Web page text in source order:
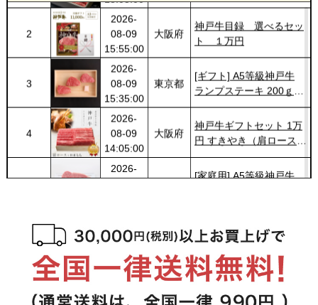
2
2026-
08-09
15:55:00
大阪府
神戸牛目録 選べるセッ
ト １万円
3
2026-
08-09
15:35:00
東京都
[ギフト] A5等級神戸牛
ランプステーキ 200ｇ
4
2026-
08-09
14:05:00
大阪府
神戸牛ギフトセット 1万
円 すきやき（肩ロース・
特選もも）450g
5
2026-
08-09
兵庫県
[家庭用] A5等級神戸牛
08-09
10:06:00
兵庫県
ランプステーキ 200ｇ〜
2026-
08-08
19:30:00
神奈川
県
神戸牛カタログギフト
８千円